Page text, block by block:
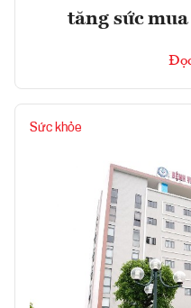
tăng sức
Sức khỏe